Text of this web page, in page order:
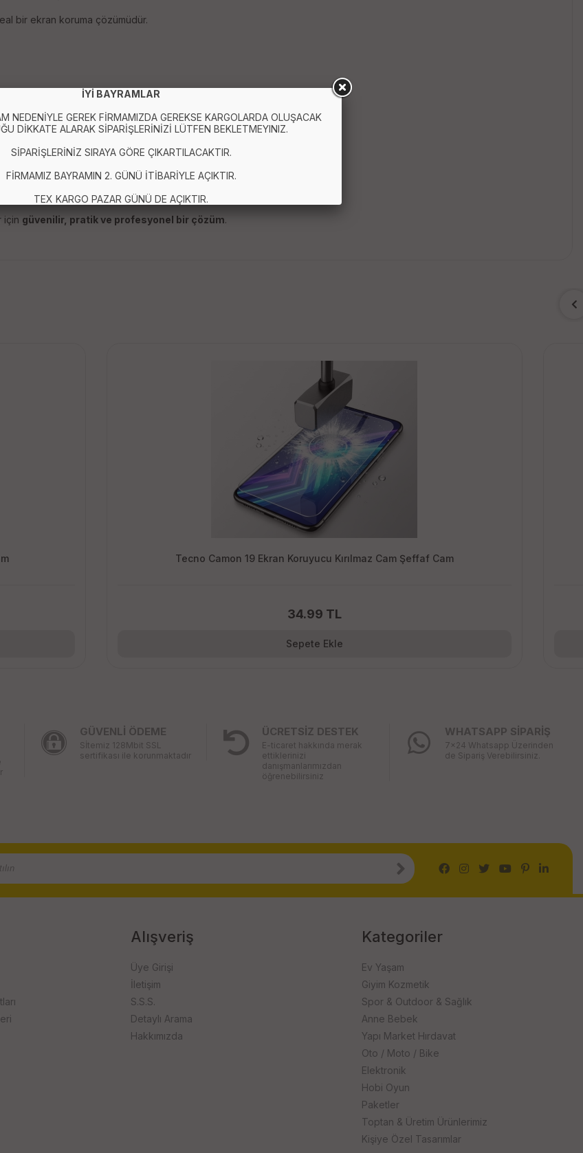
bir ekran koruma çözümüdür.
için güvenilir, pratik ve profesyonel bir çözüm.
Tecno Camon 19 Ekran Koruyucu Kırılmaz Cam Şeffaf Cam
34.99 TL
Sepete Ekle
GÜVENLİ ÖDEME
Sİtemiz 128Mbit SSL
sertifikası ile korunmaktadır
ÜCRETSİZ DESTEK
E-ticaret hakkında merak
ettiklerinizi
danışmanlarımızdan
öğrenebilirsiniz
WHATSAPP SİPARİŞ
7x24 Whatsapp Üzerinden
de Sipariş Verebilirsiniz.
Alışveriş
Üye Girişi
İletişim
S.S.S.
Detaylı Arama
Hakkımızda
Kategoriler
Ev Yaşam
Giyim Kozmetik
Spor & Outdoor & Sağlık
Anne Bebek
Yapı Market Hırdavat
Oto / Moto / Bike
Elektronik
Hobi Oyun
Paketler
Toptan & Üretim Ürünlerimiz
Kişiye Özel Tasarımlar
İYİ BAYRAMLAR
NEDENİYLE GEREK FİRMAMIZDA GEREKSE KARGOLARDA OLUŞACAK
DİKKATE ALARAK SİPARİŞLERİNİZİ LÜTFEN BEKLETMEYINIZ.
SİPARİŞLERİNİZ SIRAYA GÖRE ÇIKARTILACAKTIR.
FİRMAMIZ BAYRAMIN 2. GÜNÜ İTİBARİYLE AÇIKTIR.
TEX KARGO PAZAR GÜNÜ DE AÇIKTIR.